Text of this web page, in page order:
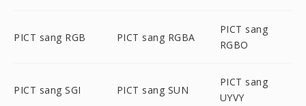
PICT sang RGB PICT sang RGBA
PICT sang
RGBO
PICT sang SGI PICT sang SUN
PICT sang
UYVY